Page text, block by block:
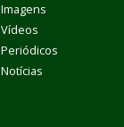
Imagens
Vídeos
Periódicos
Notícias